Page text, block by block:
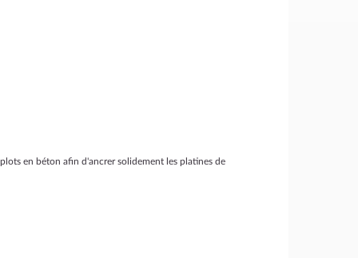
en béton afin d'ancrer solidement les platines de